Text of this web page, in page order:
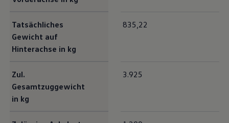
Tatsächliches
Gewicht auf
Hinterachse in kg
835,22
Zul.
Gesamtzuggewicht
in kg
3.925